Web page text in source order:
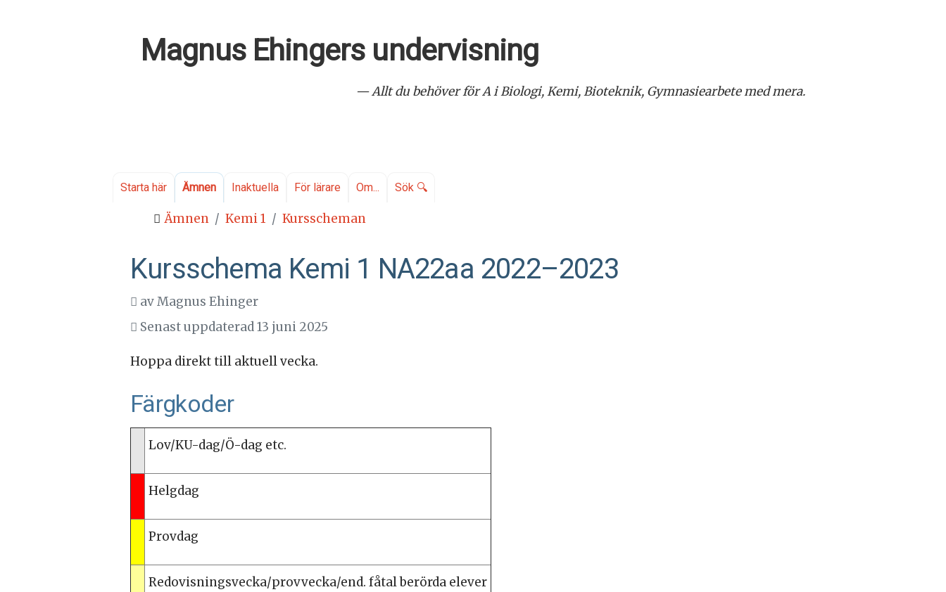
Magnus Ehingers undervisning
— Allt du behöver för A i Biologi, Kemi, Bioteknik, Gymnasiearbete med mera.
Starta här Ämnen Inaktuella För lärare Om... Sök 🔍
Ämnen Kemi 1 Kursscheman
Kursschema Kemi 1 NA22aa 2022–2023
avMagnus Ehinger
Senast uppdaterad 13 juni 2025
Hoppa direkt till aktuell vecka.
Färgkoder
Lov/KU-dag/Ö-dag etc.
Helgdag
Provdag
Redovisningsvecka/provvecka/end. fåtal berörda elever